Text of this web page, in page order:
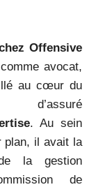
Offensive
avocat,
au cœur du
d’assuré
. Au sein
plan, il avait la
la gestion
de